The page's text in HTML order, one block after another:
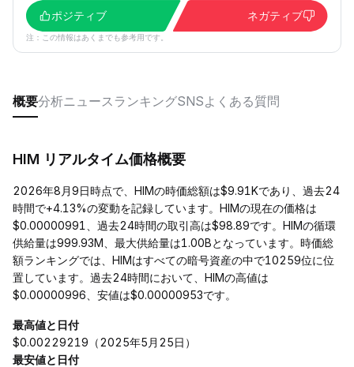
ポジティブ
ネガティブ
注：この情報はあくまでも参考用です。
概要分析ニュース ランキングSNSよくある質問
HIM リアルタイム価格概要
2026年8月9日時点で、HIMの時価総額は$9.91Kであり、過去24
時間で+4.13%の変動を記録しています。HIMの現在の価格は
$0.00000991、過去24時間の取引高は$98.89です。HIMの循環
供給量は999.93M、最大供給量は1.00Bとなっています。時価総
額ランキングでは、HIMはすべての暗号資産の中で10259位に位
置しています。過去24時間において、HIMの高値は
$0.00000996、安値は$0.00000953です。
最高値と日付
$0.00229219（2025年5月25日）
最安値と日付